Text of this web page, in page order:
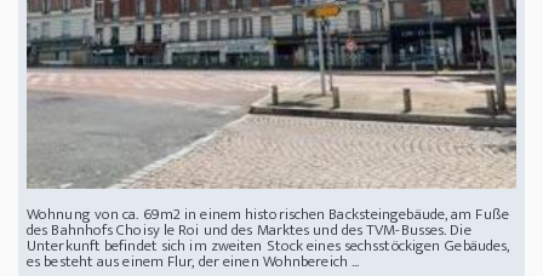
Wohnung von ca. 69m2 in einem historischen Backsteingebäude, am Fuße
des Bahnhofs Choisy le Roi und des Marktes und des TVM-Busses. Die
Unterkunft befindet sich im zweiten Stock eines sechsstöckigen Gebäudes,
es besteht aus einem Flur, der einen Wohnbereich ...